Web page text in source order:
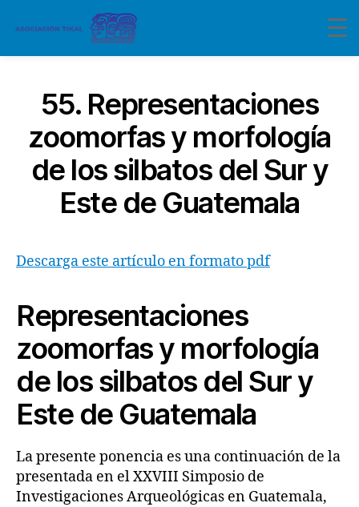
55. Representaciones
zoomorfas y morfología
de los silbatos del Sur y
Este de Guatemala
Descarga este artículo en formato pdf
Representaciones
zoomorfasy morfología
de los silbatos del Sur y
Este de Guatemala
La presente ponencia es una continuación de la
presentada en el XXVIII Simposio de
Investigaciones Arqueológicas en Guatemala,